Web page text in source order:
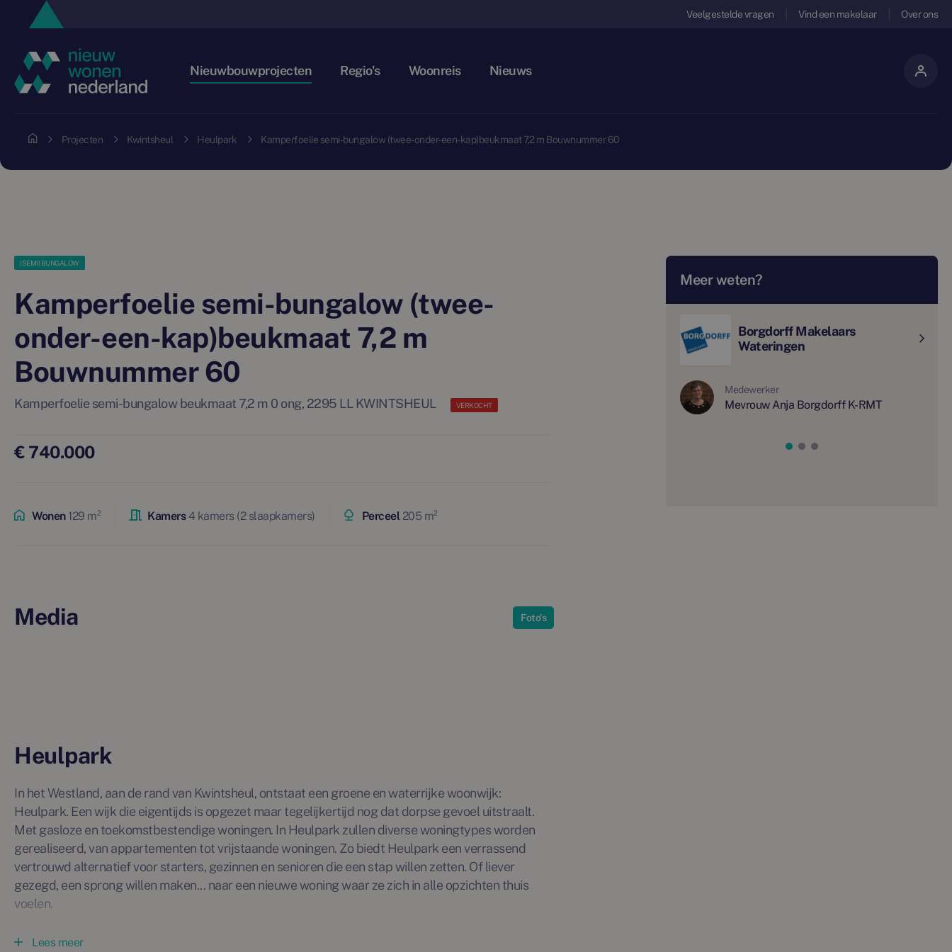
Veelgestelde vragen Vind een makelaar Over ons
Nieuwbouwprojecten Regio's Woonreis Nieuws
Projecten Kwintsheul Heulpark Kamperfoelie semi-bungalow (twee-onder-een-kap)beukmaat 7,2 m Bouwnummer 60
(SEMI) BUNGALOW
Kamperfoelie semi-bungalow (twee-
onder-een-kap)beukmaat 7,2 m
Bouwnummer 60
Kamperfoelie semi-bungalow beukmaat 7,2 m 0 ong, 2295 LL KWINTSHEUL VERKOCHT
€ 740.000
Wonen129 m² Kamers4 kamers (2 slaapkamers) Perceel205 m²
Media Foto's
Heulpark
In het Westland, aan de rand van Kwintsheul, ontstaat een groene en waterrijke woonwijk:
Heulpark. Een wijk die eigentijds is opgezet maar tegelijkertijd nog dat dorpse gevoel uitstraalt.
Met gasloze en toekomstbestendige woningen. In Heulpark zullen diverse woningtypes worden
gerealiseerd, van appartementen tot vrijstaande woningen. Zo biedt Heulpark een verrassend
vertrouwd alternatief voor starters, gezinnen en senioren die een stap willen zetten. Of liever
gezegd, een sprong willen maken... naar een nieuwe woning waar ze zich in alle opzichten thuis
voelen.
Heulpark fase 2 omvat 22 woningen uit het buurtje Klimbes bestaande uit 10 twee-onder-een-
Lees meer
Meer weten?
Borgdorff Makelaars
Wateringen
Medewerker
Mevrouw Anja Borgdorff K-RMT